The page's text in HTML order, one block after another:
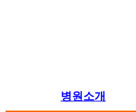
병원소개